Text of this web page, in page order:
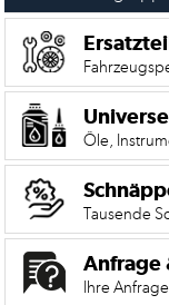
Mein
Account
Öle,
Tausende
Anfrage
Ihre